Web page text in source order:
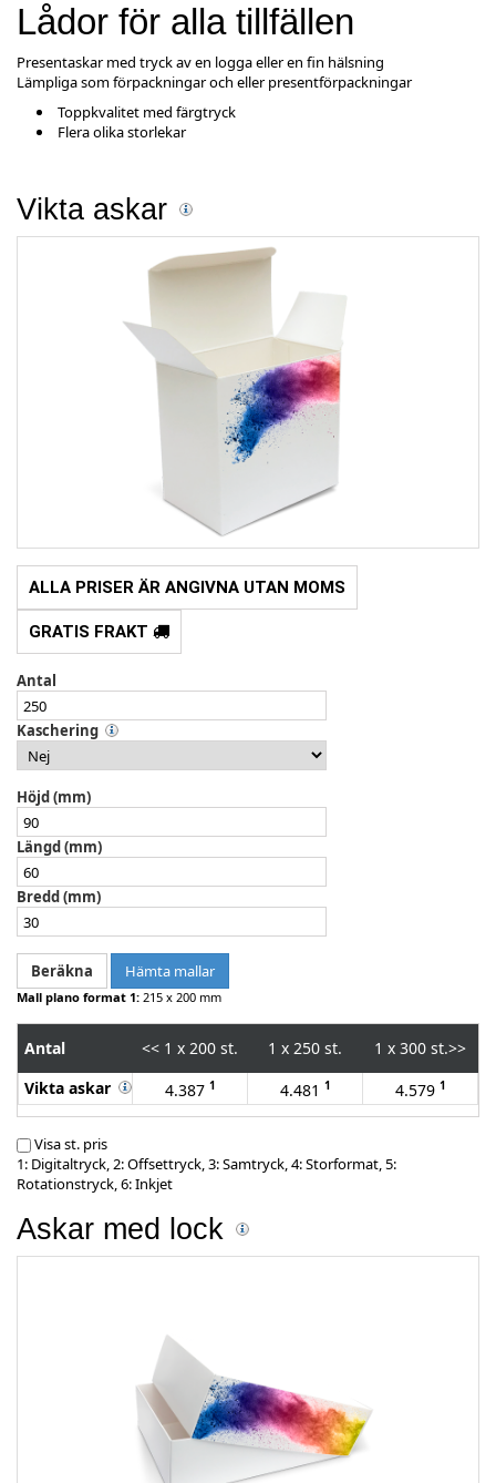
Lådor för alla tillfällen
Presentaskar med tryck av en logga eller en fin hälsning
Lämpliga som förpackningar och eller presentförpackningar
Toppkvalitet med färgtryck
Flera olika storlekar
Vikta askar
ALLA PRISER ÄR ANGIVNA UTAN MOMS
GRATIS FRAKT
Antal
Kaschering
Höjd (mm)
Längd (mm)
Bredd (mm)
Hämta mallar
Mall plano format 1: 215 x 200 mm
Antal << 1 x 200 st. 1 x 250 st. 1 x 300 st.>>
Vikta askar
4.387 1 4.481 1 4.579 1
Visa st. pris
1: Digitaltryck, 2: Offsettryck, 3: Samtryck, 4: Storformat, 5:
Rotationstryck, 6: Inkjet
Askar med lock